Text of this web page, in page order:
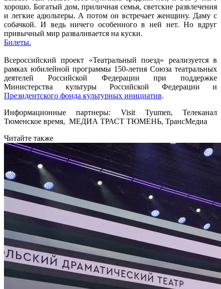
хорошо. Богатый дом, приличная семья, светские развлечения
и легкие адюльтеры. А потом он встречает женщину. Даму с
собачкой. И ведь ничего особенного в ней нет. Но вдруг
привычный мир разваливается на куски.
Билеты.
Всероссийский проект «Театральный поезд» реализуется в
рамках юбилейной программы 150-летия Союза театральных
деятелей Российской Федерации при поддержке
Министерства культуры Российской Федерации и
Президентского фонда культурных инициатив.
Информационные партнеры: Visit Tyumen, Телеканал
Тюменское время, МЕДИА ТРАСТ ТЮМЕНЬ, ТрансМедиа
Читайте также